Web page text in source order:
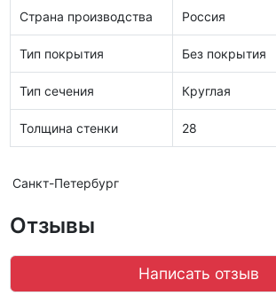
Страна производства Россия
Тип покрытия Без покрытия
Тип сечения Круглая
Толщина стенки 28
Санкт-Петербург
Отзывы
Написать отзыв